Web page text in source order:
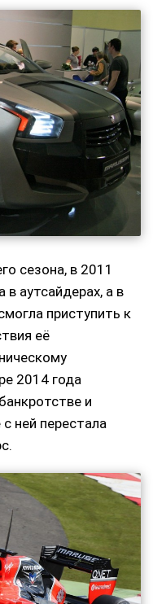
сезона, в 2011
в аутсайдерах, а в
приступить к
её
2014 года
и
ней перестала